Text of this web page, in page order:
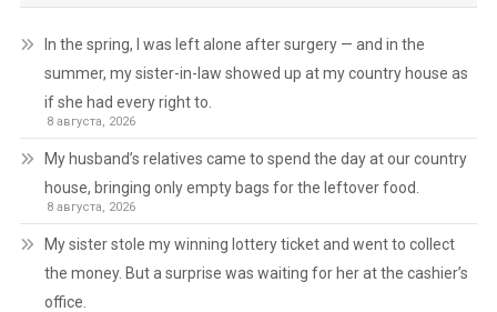
In the spring, I was left alone after surgery — and in the
summer, my sister-in-law showed up at my country house as
if she had every right to.
8 августа, 2026
My husband’s relatives came to spend the day at our country
house, bringing only empty bags for the leftover food.
8 августа, 2026
My sister stole my winning lottery ticket and went to collect
the money. But a surprise was waiting for her at the cashier’s
office.